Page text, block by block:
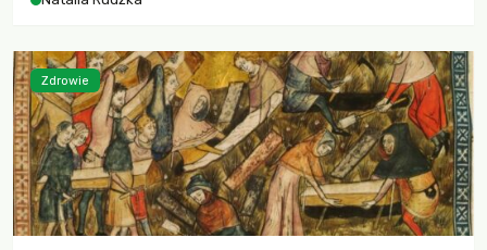
zdarzeń prowadzących do biologicznej śmierci rzeki.
Zdrowie